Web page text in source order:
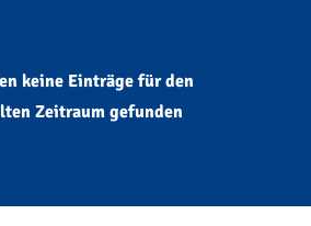
keine Einträge für den
Zeitraum gefunden